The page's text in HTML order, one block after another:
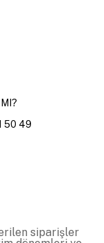
50 49
siparişler